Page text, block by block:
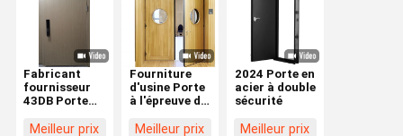
Fabricant
fournisseur
43DB Porte
en acier Porte
Meilleur prix
Fourniture
d'usine Porte
à l'épreuve du
acoustique
Meilleur prix
2024 Porte en
acier à double
sécurité
Meilleur prix